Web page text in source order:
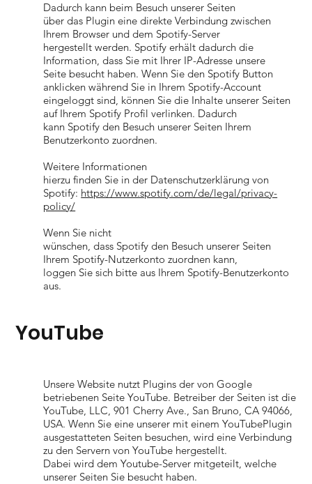
Dadurch kann beim Besuch unserer Seiten
über das Plugin eine direkte Verbindung zwischen
Ihrem Browser und dem Spotify-Server
hergestellt werden. Spotify erhält dadurch die
Information, dass Sie mit Ihrer IP-Adresse unsere
Seite besucht haben. Wenn Sie den Spotify Button
anklicken während Sie in Ihrem Spotify-Account
eingeloggt sind, können Sie die Inhalte unserer Seiten
auf Ihrem Spotify Profil verlinken. Dadurch
kann Spotify den Besuch unserer Seiten Ihrem
Benutzerkonto zuordnen.
Weitere Informationen
hierzu finden Sie in der Datenschutzerklärung von
Spotify: https://www.spotify.com/de/legal/privacy-
policy/
Wenn Sie nicht
wünschen, dass Spotify den Besuch unserer Seiten
Ihrem Spotify-Nutzerkonto zuordnen kann,
loggen Sie sich bitte aus Ihrem Spotify-Benutzerkonto
aus.
YouTube
Unsere Website nutzt Plugins der von Google
betriebenen Seite YouTube. Betreiber der Seiten ist die
YouTube, LLC, 901 Cherry Ave., San Bruno, CA 94066,
USA. Wenn Sie eine unserer mit einem YouTubePlugin
ausgestatteten Seiten besuchen, wird eine Verbindung
zu den Servern von YouTube hergestellt.
Dabei wird dem Youtube-Server mitgeteilt, welche
unserer Seiten Sie besucht haben.